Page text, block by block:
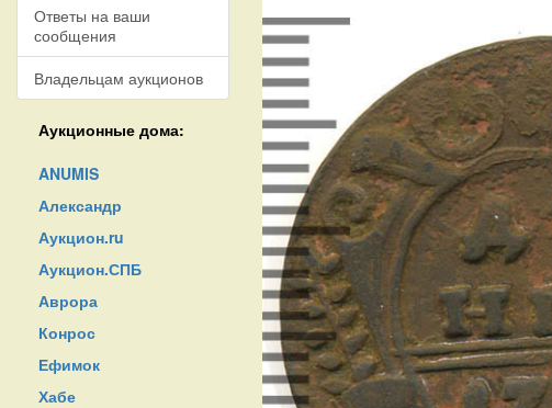
Ответы на ваши
сообщения
Владельцам аукционов
Аукционные дома:
ANUMIS
Александр
Аукцион.ru
Аукцион.СПБ
Аврора
Конрос
Ефимок
Хабе